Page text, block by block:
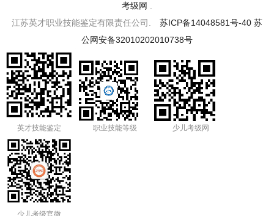
考级网
江苏英才职业技能鉴定有限责任公司. 苏ICP备14048581号-40 苏
公网安备32010202010738号
英才技能鉴定 职业技能等级 少儿考级网